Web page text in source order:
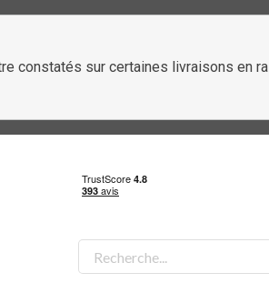
constatés sur certaines livraisons en